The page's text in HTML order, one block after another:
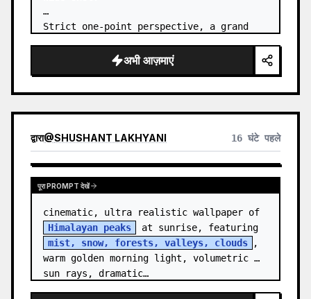
Strict one-point perspective, a grand
golden jade, passing through the sea of
clouds from the bottom…
अभी आज़माएं
द्वारा@SHUSHANT LAKHYANI 16 घंटे पहले
पूरा PROMPT देखें
Himalayan peaks
mist, snow, forests, valleys, clouds
,
warm golden morning light, volumetric
sun rays, dramatic…